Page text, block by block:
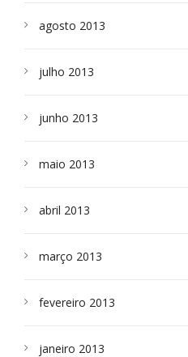
agosto 2013
julho 2013
junho 2013
maio 2013
abril 2013
março 2013
fevereiro 2013
janeiro 2013